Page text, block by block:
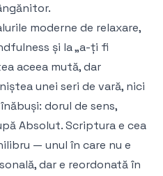
moderne de relaxare,
și la „a-ți fi
aceea mută, dar
unei seri de vară, nici
dorul de sens,
Absolut. Scriptura e cea
— unul în care nu e
dar e reordonată în